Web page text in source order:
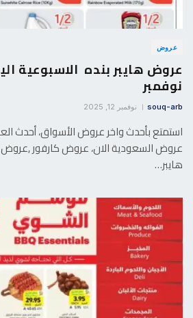
عروض
نوفمبر
souq-arb نوفمبر 12, 2025
استمتع بأحدث واخر عروض الأسواق، أحدث
عروض السعودية الان، عروض كارفور ,عروض
هايبر…